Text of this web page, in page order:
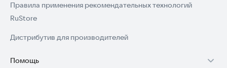
Правила применения рекомендательных технологий
RuStore
Дистрибутив для производителей
Помощь